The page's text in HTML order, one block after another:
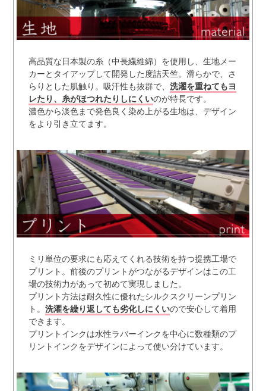
高品質な日本製の糸（中長繊維綿）を使用し、生地メー
カーとタイアップして開発した度詰天竺。滑らかで、さ
らりとした肌触り。吸汗性も抜群で、 洗濯を重ねてもヨ
レたり、糸がほつれたりしにくいのが特長です。
濃色から淡色まで発色良く染め上がる生地は、デザイン
をより引き立てます。
ミリ単位の要求にも応えてくれる技術を持つ提携工場で
プリント。前後のプリントがつながるデザインはこの工
場の技術力があって初めて実現しました。
プリント方法は耐久性に優れたシルクスクリーンプリン
ト。 洗濯を繰り返しても劣化しにくいので安心して着用
できます。
プリントインクは水性ラバーインクを中心に数種類のプ
リントインクをデザインによって使い分けています。